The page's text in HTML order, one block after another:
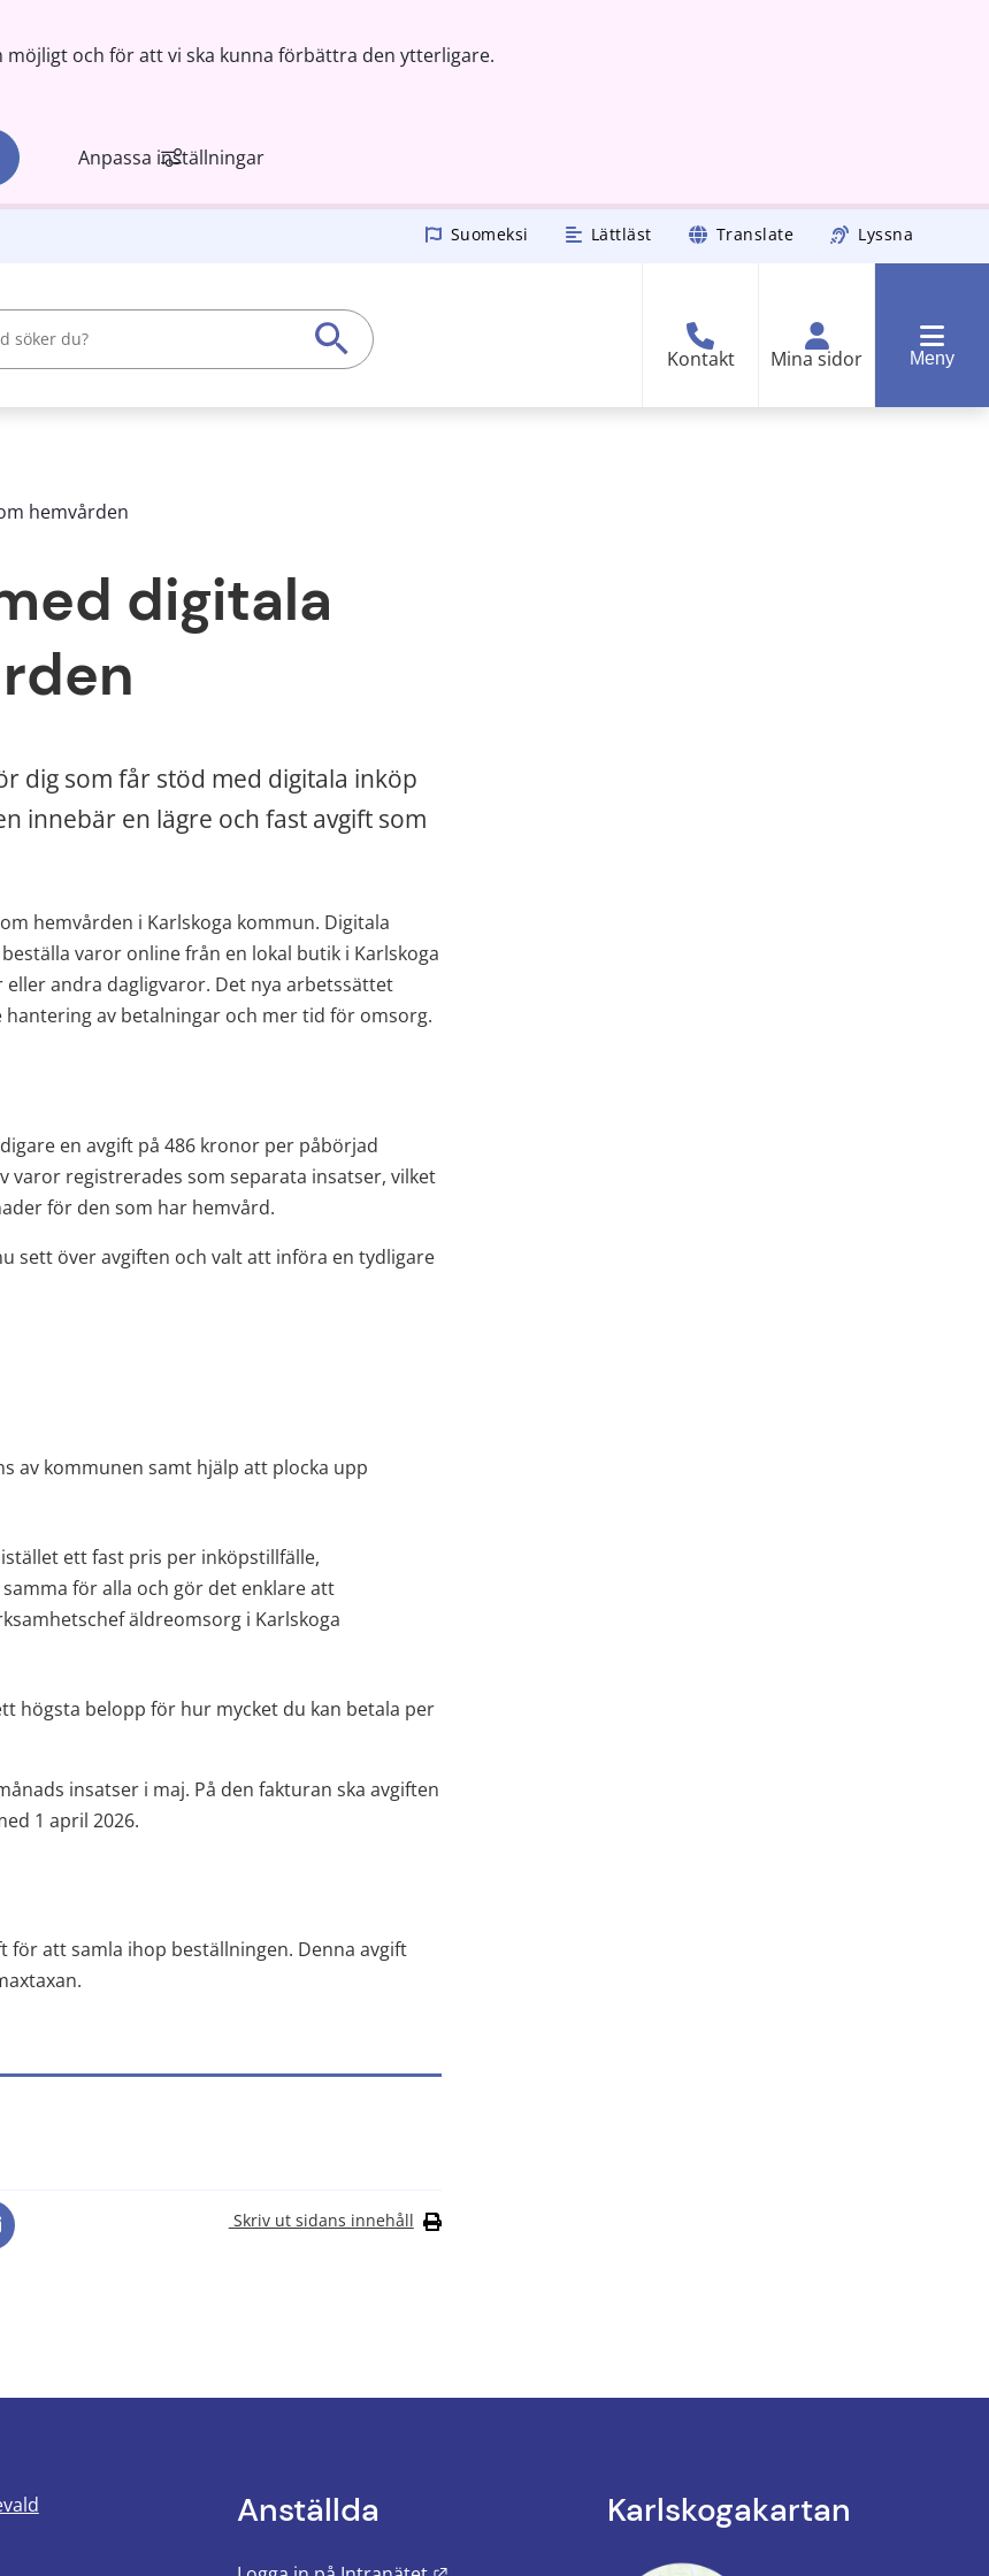
och för att vi ska kunna förbättra den ytterligare.
Anpassa inställningar
Suomeksi Lättläst Translate Lyssna
Kontakt Mina sidor Meny
hemvården
digitala
dig som får stöd med digitala inköp
innebär en lägre och fast avgift som
hemvården i Karlskoga kommun. Digitala
varor online från en lokal butik i Karlskoga
andra dagligvaror. Det nya arbetssättet
av betalningar och mer tid för omsorg.
en avgift på 486 kronor per påbörjad
varor registrerades som separata insatser, vilket
för den som har hemvård.
sett över avgiften och valt att införa en tydligare
av kommunen samt hjälp att plocka upp
ett fast pris per inköpstillfälle,
för alla och gör det enklare att
äldreomsorg i Karlskoga
högsta belopp för hur mycket du kan betala per
insatser i maj. På den fakturan ska avgiften
1 april 2026.
att samla ihop beställningen. Denna avgift
Skriv ut sidans innehåll
Anställda Karlskoga­kartan